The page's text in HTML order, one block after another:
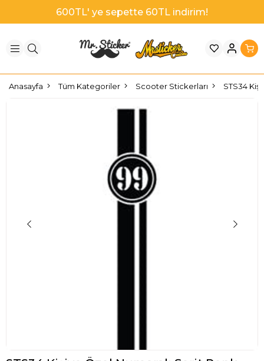
1000TL' ye sepette 100TL indirim!
Anasayfa Tüm Kategoriler Scooter Stickerları STS34